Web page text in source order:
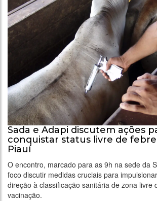
Sada e Adapi discutem ações
conquistar status livre de
Piauí
O encontro, marcado para as 9h na sede da
foco discutir medidas cruciais para
direção à classificação sanitária de zona livre
vacinação.